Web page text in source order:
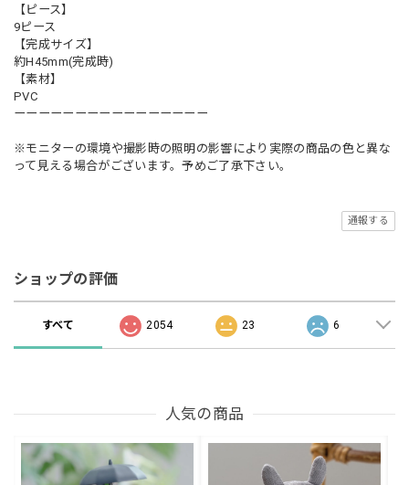
【ピース】
9ピース
【完成サイズ】
約H45mm(完成時)
【素材】
PVC
ーーーーーーーーーーーーーーーー
※モニターの環境や撮影時の照明の影響により実際の商品の色と異な
って見える場合がございます。予めご了承下さい。
通報する
ショップの評価
すべて 2054 23 6
人気の商品